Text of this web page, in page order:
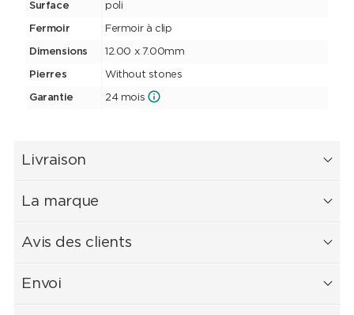
Surface poli
Fermoir Fermoir à clip
Dimensions 12.00 x 7.00mm
Pierres Without stones
Garantie 24 mois
Livraison
La marque
Avis des clients
Envoi